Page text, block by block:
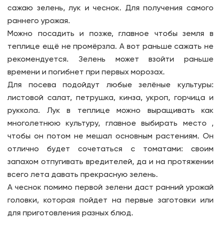
сажаю зелень, лук и чеснок. Для получения самого
раннего урожая.
Можно посадить и позже, главное чтобы земля в
теплице ещё не промёрзла. А вот раньше сажать не
рекомендуется. Зелень может взойти раньше
времени и погибнет при первых морозах.
Для посева подойдут любые зелёные культуры:
листовой салат, петрушка, кинза, укроп, горчица и
руккола. Лук в теплице можно выращивать как
многолетнюю культуру, главное выбирать место ,
чтобы он потом не мешал основным растениям. Он
отлично будет сочетаться с томатами: своим
запахом отпугивать вредителей, да и на протяжении
всего лета давать прекрасную зелень.
А чеснок помимо первой зелени даст ранний урожай
головки, которая пойдет на первые заготовки или
для приготовления разных блюд.